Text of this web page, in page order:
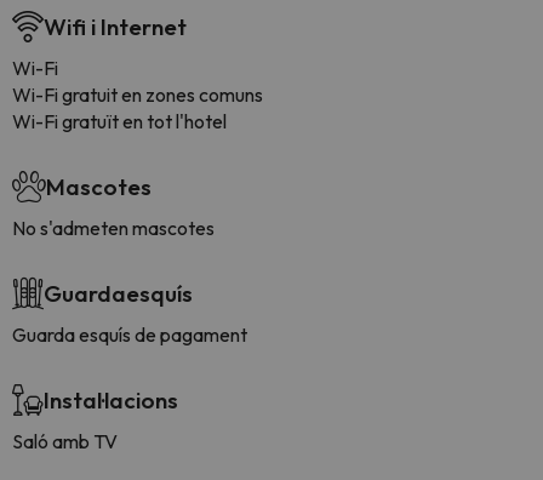
Wifi i Internet
Wi-Fi
Wi-Fi gratuit en zones comuns
Wi-Fi gratuït en tot l'hotel
Mascotes
No s'admeten mascotes
Guardaesquís
Guarda esquís de pagament
Instal·lacions
Saló amb TV